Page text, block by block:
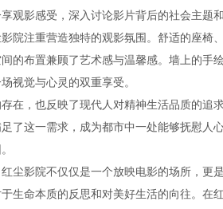
观影感受，深入讨论影片背后的社会主题
院注重营造独特的观影氛围。舒适的座椅
的布置兼顾了艺术感与温馨感。墙上的手
视觉与心灵的双重享受。
在，也反映了现代人对精神生活品质的追
了这一需求，成为都市中一处能够抚慰人
尘影院不仅仅是一个放映电影的场所，更
生命本质的反思和对美好生活的向往。在